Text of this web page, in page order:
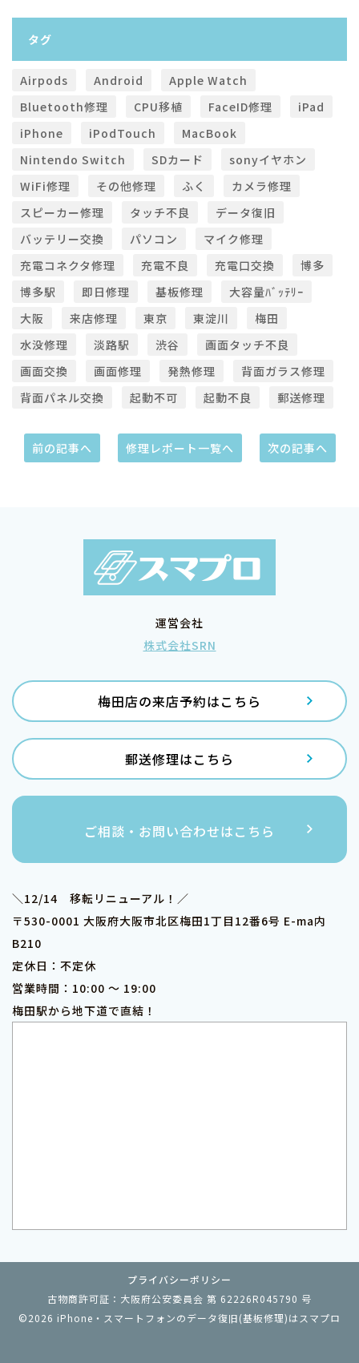
タグ
Airpods Android
Apple Watch
Bluetooth修理
CPU移植 FaceID修理
iPad
iPhone
iPodTouch
MacBook
Nintendo Switch
SDカード
sonyイヤホン
WiFi修理
その他修理 ふく
カメラ修理
スピーカー修理
タッチ不良
データ復旧
バッテリー交換
パソコン
マイク修理
充電コネクタ修理
充電不良 充電口交換
博多
博多駅
即日修理 基板修理
大容量ﾊﾞｯﾃﾘｰ
大阪
来店修理 東京 東淀川
梅田
水没修理
淡路駅 渋谷
画面タッチ不良
画面交換
画面修理 発熱修理
背面ガラス修理
背面パネル交換
起動不可 起動不良 郵送修理
前の記事へ 修理レポート一覧へ 次の記事へ
運営会社
株式会社SRN
梅田店の来店予約はこちら
郵送修理はこちら
ご相談・お問い合わせはこちら
＼12/14 移転リニューアル！／
〒530-0001 大阪府大阪市北区梅田1丁目12番6号 E-ma内
B210
定休日：不定休
営業時間：10:00 ～ 19:00
梅田駅から地下道で直結！
プライバシーポリシー
古物商許可証：大阪府公安委員会 第 62226R045790 号
©2026 iPhone・スマートフォンのデータ復旧(基板修理)はスマプロ